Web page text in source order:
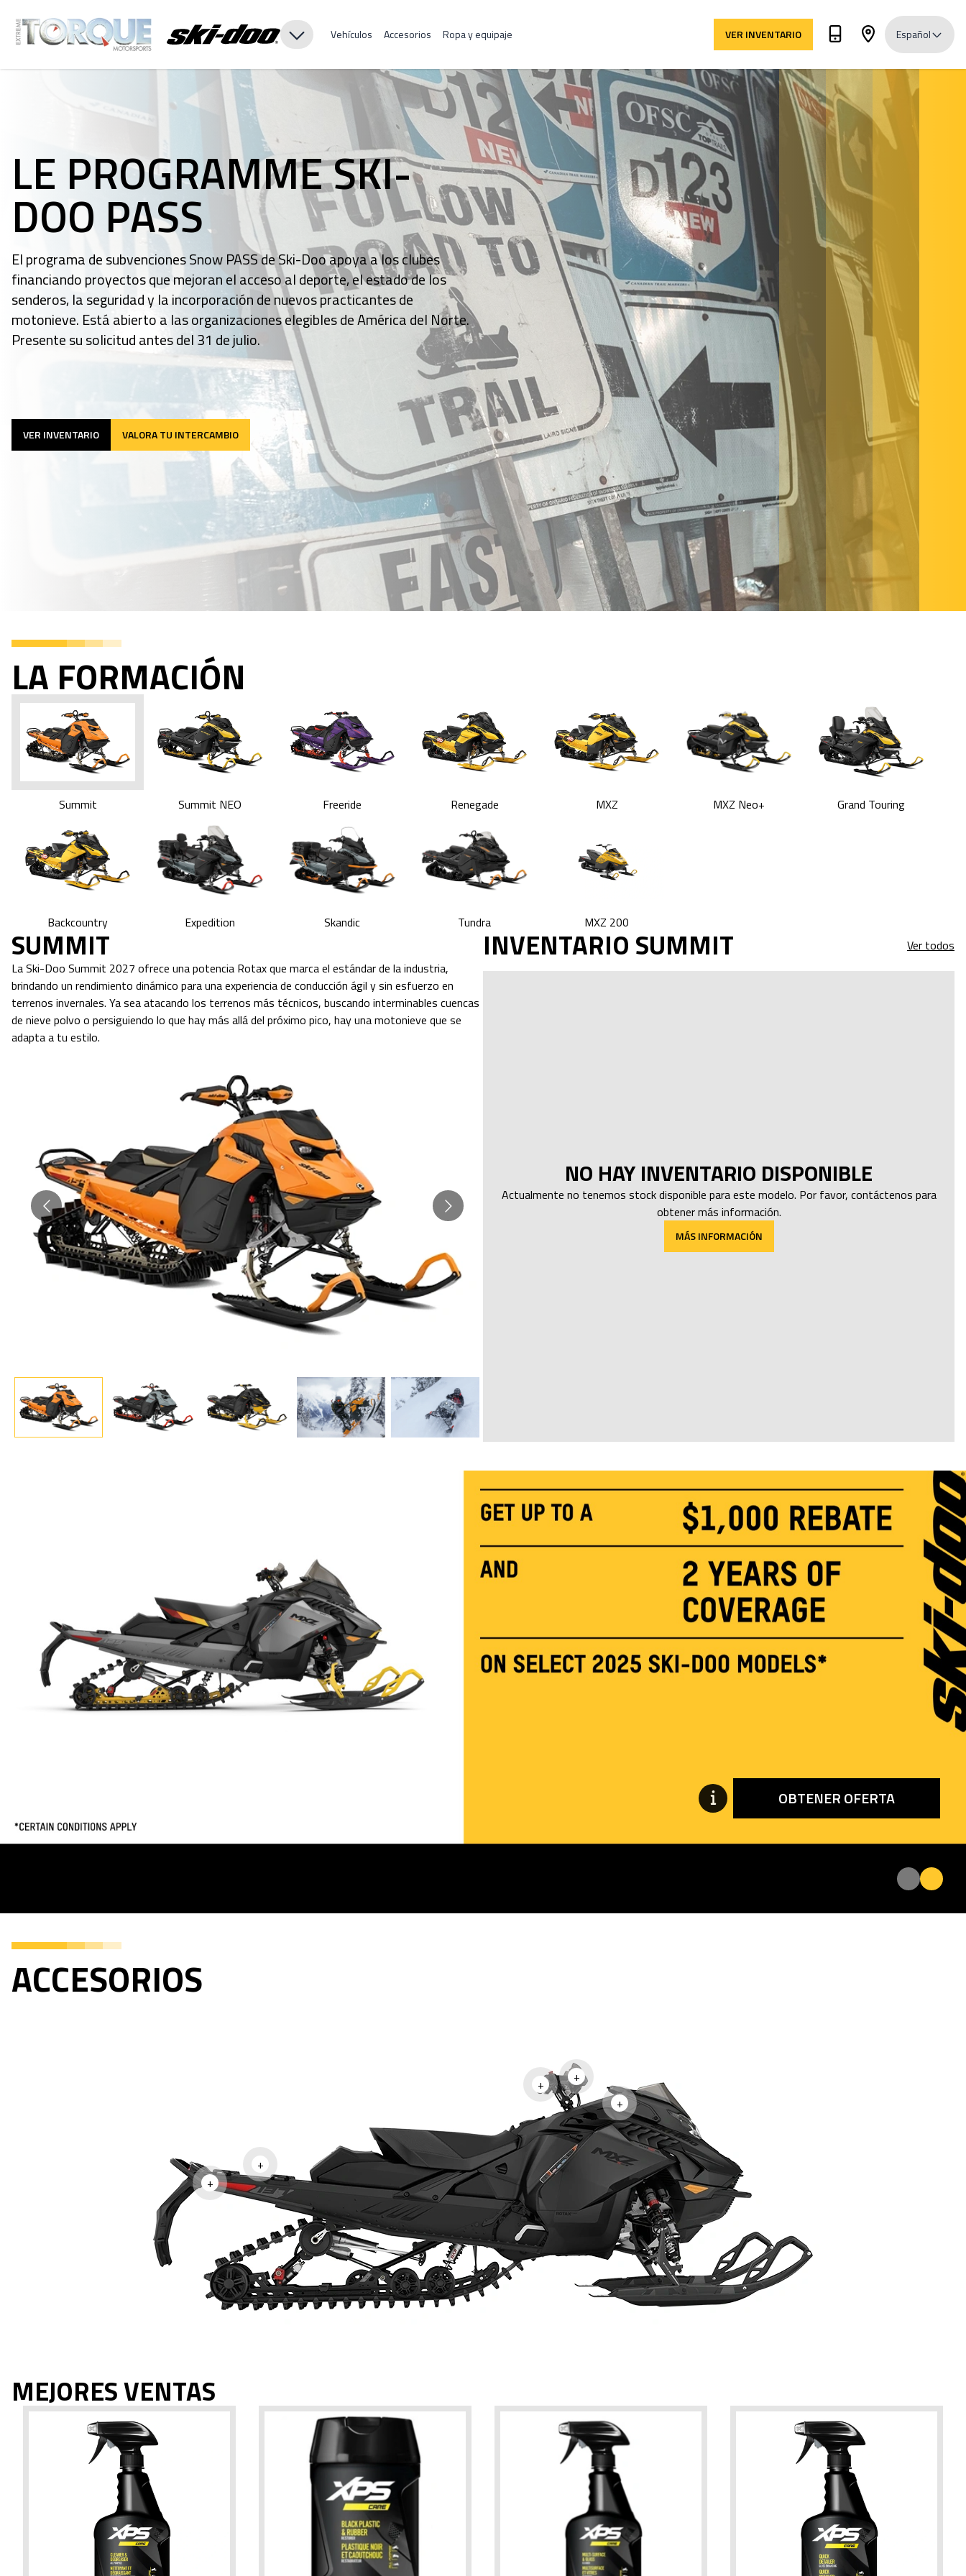
Vehículos Accesorios Ropa y equipaje VER INVENTARIO Español
LE PROGRAMME SKI-
DOO PASS
El programa de subvenciones Snow PASS de Ski-Doo apoya a los clubes
financiando proyectos que mejoran el acceso al deporte, el estado de los
senderos, la seguridad y la incorporación de nuevos practicantes de
motonieve. Está abierto a las organizaciones elegibles de América del Norte.
Presente su solicitud antes del 31 de julio.
VER INVENTARIO VALORA TU INTERCAMBIO
LA FORMACIÓN
Summit Summit NEO Freeride Renegade MXZ MXZ Neo+ Grand Touring
Backcountry Expedition Skandic Tundra MXZ 200
SUMMIT
La Ski-Doo Summit 2027 ofrece una potencia Rotax que marca el estándar de la industria,
brindando un rendimiento dinámico para una experiencia de conducción ágil y sin esfuerzo en
terrenos invernales. Ya sea atacando los terrenos más técnicos, buscando interminables cuencas
de nieve polvo o persiguiendo lo que hay más allá del próximo pico, hay una motonieve que se
adapta a tu estilo.
INVENTARIO SUMMIT Ver todos
NO HAY INVENTARIO DISPONIBLE
Actualmente no tenemos stock disponible para este modelo. Por favor, contáctenos para
obtener más información.
MÁS INFORMACIÓN
OBTENER OFERTA
ACCESORIOS
+
+
+
+ +
MEJORES VENTAS